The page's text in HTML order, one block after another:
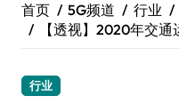
首页 5G频道 行业
【透视】2020年交
行业